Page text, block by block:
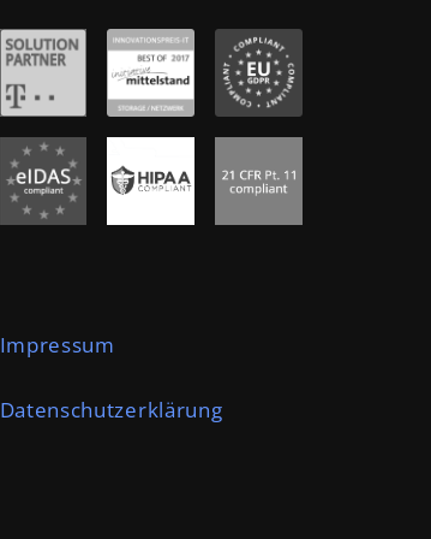
Impressum
Datenschutzerklärung